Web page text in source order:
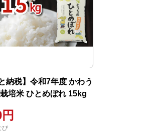
納税】令和7年度 かわう
培米 ひとめぼれ 15kg
び